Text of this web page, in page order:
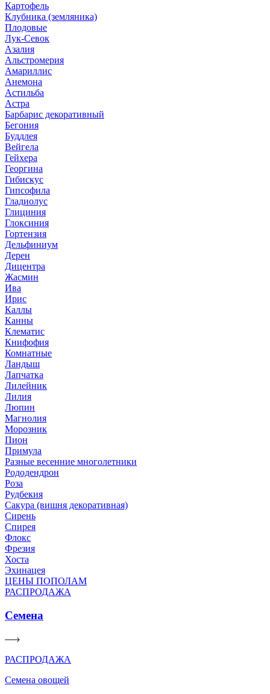
Картофель
Клубника (земляника)
Плодовые
Лук-Севок
Азалия
Альстромерия
Амариллис
Анемона
Астильба
Астра
Барбарис декоративный
Бегония
Буддлея
Вейгела
Гейхера
Георгина
Гибискус
Гипсофила
Гладиолус
Глициния
Глоксиния
Гортензия
Дельфиниум
Дерен
Дицентра
Жасмин
Ива
Ирис
Каллы
Канны
Клематис
Книфофия
Комнатные
Ландыш
Лапчатка
Лилейник
Лилия
Люпин
Магнолия
Морозник
Пион
Примула
Разные весенние многолетники
Рододендрон
Роза
Рудбекия
Сакура (вишня декоративная)
Сирень
Спирея
Флокс
Фрезия
Хоста
Эхинацея
ЦЕНЫ ПОПОЛАМ
РАСПРОДАЖА
Семена
РАСПРОДАЖА
Семена овощей